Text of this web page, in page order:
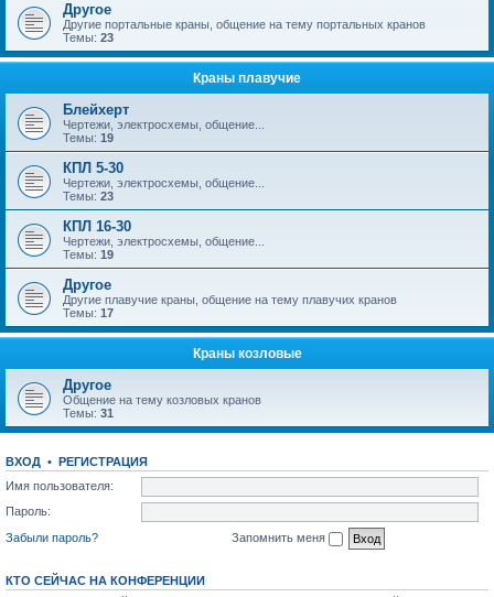
Другое
Другие портальные краны, общение на тему портальных кранов
Темы: 23
Краны плавучие
Блейхерт
Чертежи, электросхемы, общение...
Темы: 19
КПЛ 5-30
Чертежи, электросхемы, общение...
Темы: 23
КПЛ 16-30
Чертежи, электросхемы, общение...
Темы: 19
Другое
Другие плавучие краны, общение на тему плавучих кранов
Темы: 17
Краны козловые
Другое
Общение на тему козловых кранов
Темы: 31
ВХОД • РЕГИСТРАЦИЯ
Имя пользователя:
Пароль:
Забыли пароль?
Запомнить меня
КТО СЕЙЧАС НА КОНФЕРЕНЦИИ